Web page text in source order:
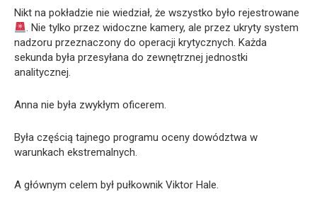
Nikt na pokładzie nie wiedział, że wszystko było rejestrowane
. Nie tylko przez widoczne kamery, ale przez ukryty system
nadzoru przeznaczony do operacji krytycznych. Każda
sekunda była przesyłana do zewnętrznej jednostki
analitycznej.
Anna nie była zwykłym oficerem.
Była częścią tajnego programu oceny dowództwa w
warunkach ekstremalnych.
A głównym celem był pułkownik Viktor Hale.